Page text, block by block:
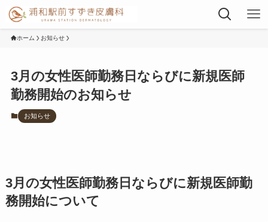
ホーム お知らせ
3月の女性医師勤務日ならびに新規医師
勤務開始のお知らせ
お知らせ
3月の女性医師勤務日ならびに新規医師勤
務開始について